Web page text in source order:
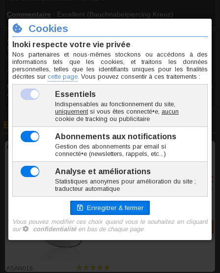
Commentaire : Excellent (Bauchnabelpiercing Kreuz)
Anonyme
le 08.12.2023
1/10
Avis recueilli par Amazon Allemagne
Commentaire:Très médiocre (Bauchnabelpiercing Kreuz). Article
endommagé
En rapport avec cet article
Anneau de nombril Filigrane
ASAN016
9,95 €
TTC l'unite
Commander